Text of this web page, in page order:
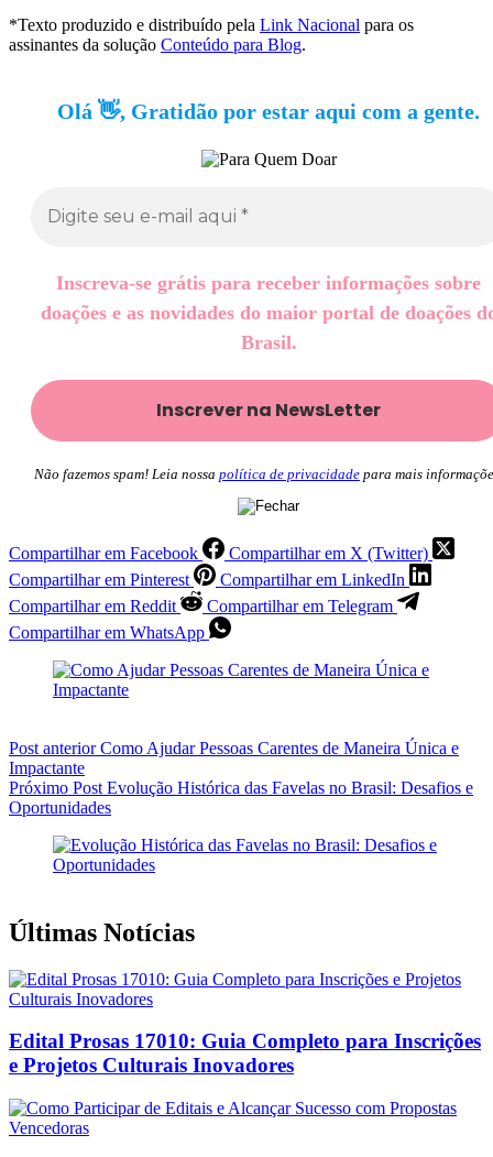
*Texto produzido e distribuído pela Link Nacional para os
assinantes da solução Conteúdo para Blog.
Olá 👋, Gratidão por estar aqui com a gente.
Inscreva-se grátis para receber informações sobre
doações e as novidades do maior portal de doações
Brasil.
Não fazemos spam! Leia nossa política de privacidade para mais
Compartilhar em Facebook
Compartilhar em X (Twitter)
Compartilhar em Pinterest
Compartilhar em LinkedIn
Compartilhar em Reddit
Compartilhar em Telegram
Compartilhar em WhatsApp
Post anteriorComo Ajudar Pessoas Carentes de Maneira Única e
Impactante
Próximo Post Evolução Histórica das Favelas no Brasil: Desafios e
Oportunidades
Últimas Notícias
Edital Prosas 17010: Guia Completo para Inscrições
e Projetos Culturais Inovadores